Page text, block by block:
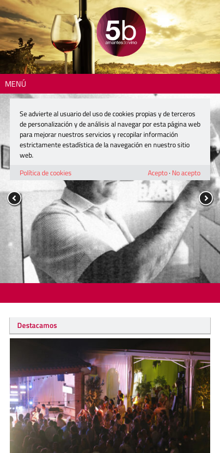
MENÚ
Destacamos
Se advierte al usuario del uso de cookies propias y de terceros
de personalización y de análisis al navegar por esta página web
para mejorar nuestros servicios y recopilar información
estrictamente estadística de la navegación en nuestro sitio
web.
Política de cookies
Acepto· No acepto